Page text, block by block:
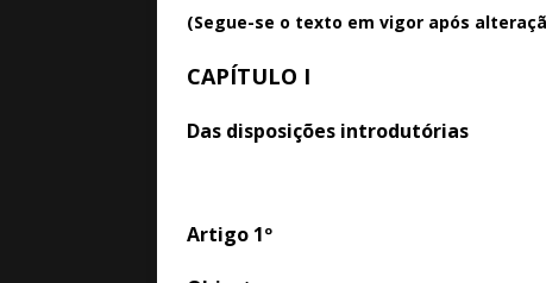
(Segue-se o texto em vigor após
CAPÍTULO I
Das disposições introdutórias
Artigo 1º